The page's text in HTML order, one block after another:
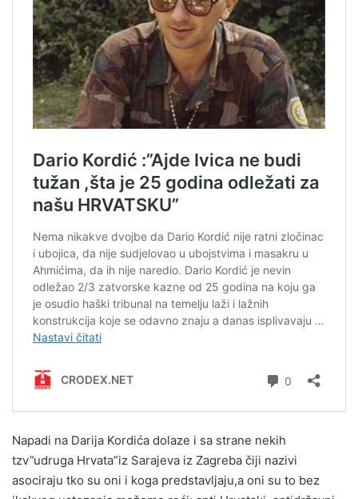
Napadi na Darija Kordića dolaze i sa strane nekih
tzv”udruga Hrvata”iz Sarajeva iz Zagreba čiji nazivi
asociraju tko su oni i koga predstavljaju,a oni su to bez